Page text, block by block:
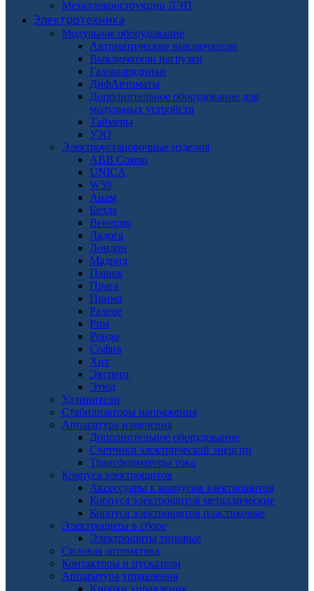
Металлоконструкции ЛЭП
Электротехника
Модульное оборудование
Автоматические выключатели
Выключатели нагрузки
Газоразрядники
ДифАвтоматы
Дополнительное оборудование для
модульных устройств
Таймеры
УЗО
Электроустановочные изделия
ABB Cosmo
UNICA
W59
Анам
Белла
Венеция
Ладога
Лондон
Мадрид
Париж
Прага
Прима
Разное
Рим
Рондо
София
Хит
Эксперт
Этюд
Удлинители
Стабилизаторы напряжения
Аппаратура измерения
Дополнительное оборудование
Счетчики электрической энергии
Трансформаторы тока
Корпуса электрощитов
Аксессуары к корпусам электрощитов
Корпуса электрощитов металлические
Корпуса электрощитов пластиковые
Электрощиты в сборе
Электрощиты типовые
Силовая автоматика
Контакторы и пускатели
Аппаратура управления
Кнопки управления